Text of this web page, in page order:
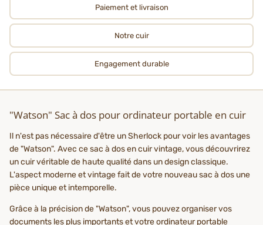
Paiement et livraison
Notre cuir
Engagement durable
"Watson" Sac à dos pour ordinateur portable en cuir
Il n'est pas nécessaire d'être un Sherlock pour voir les avantages
de "Watson". Avec ce sac à dos en cuir vintage, vous découvrirez
un cuir véritable de haute qualité dans un design classique.
L'aspect moderne et vintage fait de votre nouveau sac à dos une
pièce unique et intemporelle.
Grâce à la précision de "Watson", vous pouvez organiser vos
documents les plus importants et votre ordinateur portable